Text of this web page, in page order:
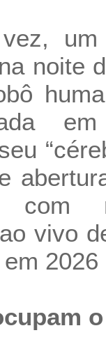
noite
com
vivo
2026